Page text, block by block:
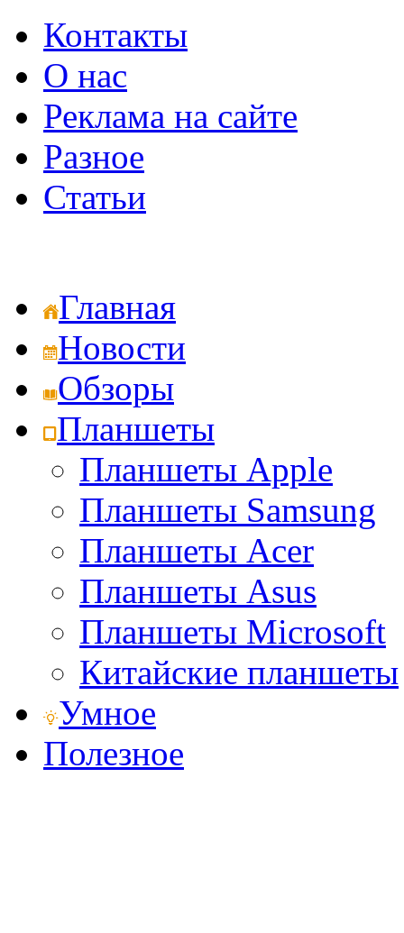
Контакты
О нас
Реклама на сайте
Разное
Статьи
Главная
Новости
Обзоры
Планшеты
Планшеты Apple
Планшеты Samsung
Планшеты Acer
Планшеты Asus
Планшеты Microsoft
Китайские планшеты
Умное
Полезное